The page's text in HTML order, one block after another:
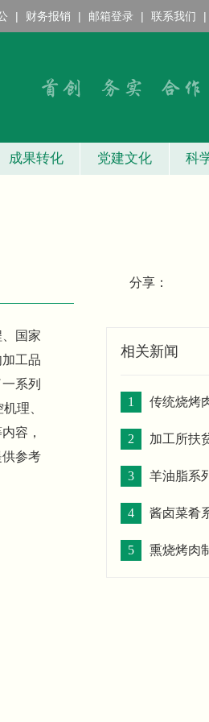
| 财务报销 | 邮箱登录 | 联系我们 |
成果转化 党建文化 科
国家
工品
系列
理、
容，
参考
分享：
相关新闻
1
传统烧烤
2
加工所扶
3
羊油脂系
4 酱卤菜肴
5 熏烧烤肉